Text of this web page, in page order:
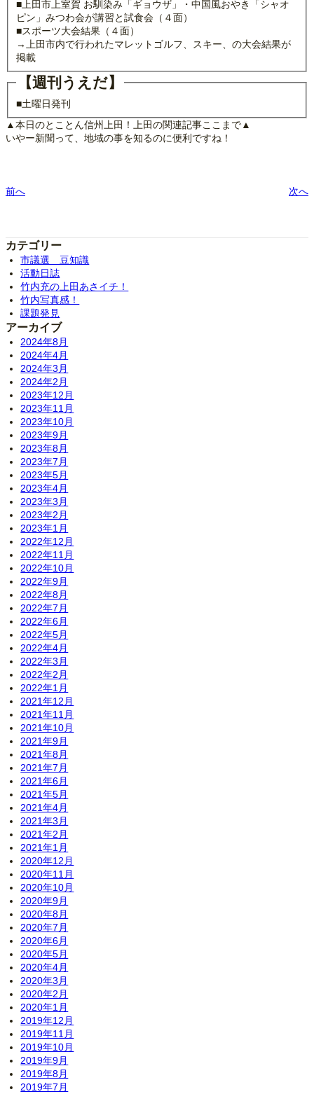
■上田市上室賀 お馴染み「ギョウザ」・中国風おやき「シャオ
ピン」みつわ会が講習と試食会（４面）
■スポーツ大会結果（４面）
→上田市内で行われたマレットゴルフ、スキー、の大会結果が
掲載
【週刊うえだ】
■土曜日発刊
▲本日のとことん信州上田！上田の関連記事ここまで▲
いやー新聞って、地域の事を知るのに便利ですね！
前へ 次へ
カテゴリー
市議選 豆知識
活動日誌
竹内充の上田あさイチ！
竹内写真感！
課題発見
アーカイブ
2024年8月
2024年4月
2024年3月
2024年2月
2023年12月
2023年11月
2023年10月
2023年9月
2023年8月
2023年7月
2023年5月
2023年4月
2023年3月
2023年2月
2023年1月
2022年12月
2022年11月
2022年10月
2022年9月
2022年8月
2022年7月
2022年6月
2022年5月
2022年4月
2022年3月
2022年2月
2022年1月
2021年12月
2021年11月
2021年10月
2021年9月
2021年8月
2021年7月
2021年6月
2021年5月
2021年4月
2021年3月
2021年2月
2021年1月
2020年12月
2020年11月
2020年10月
2020年9月
2020年8月
2020年7月
2020年6月
2020年5月
2020年4月
2020年3月
2020年2月
2020年1月
2019年12月
2019年11月
2019年10月
2019年9月
2019年8月
2019年7月